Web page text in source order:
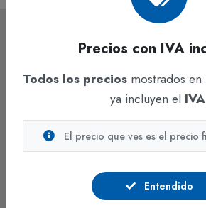
Hacemos lo mejor para construir el
humano capacitado para asumir
Auto Medellín km. 7 costado occidental,
Celta Trade Park, Bodega 143 B1.
Precios con IVA
Todos los precios mostrados
ya incluyen el IVA
El precio que ves es el precio
Entendido